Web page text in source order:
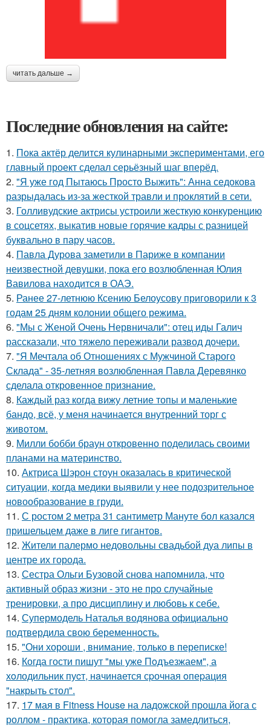
читать дальше →
Последние обновления на сайте:
1. Пока актёр делится кулинарными экспериментами, его
главный проект сделал серьёзный шаг вперёд.
2. "Я уже год Пытаюсь Просто Выжить": Анна седокова
разрыдалась из-за жесткой травли и проклятий в сети.
3. Голливудские актрисы устроили жесткую конкуренцию
в соцсетях, выкатив новые горячие кадры с разницей
буквально в пару часов.
4. Павла Дурова заметили в Париже в компании
неизвестной девушки, пока его возлюбленная Юлия
Вавилова находится в ОАЭ.
5. Ранее 27-летнюю Ксению Белоусову приговорили к 3
годам 25 дням колонии общего режима.
6. "Мы с Женой Очень Нервничали": отец иды Галич
рассказали, что тяжело переживали развод дочери.
7. "Я Мечтала об Отношениях с Мужчиной Старого
Склада" - 35-летняя возлюбленная Павла Деревянко
сделала откровенное признание.
8. Каждый раз когда вижу летние топы и маленькие
бандо, всё, у меня начинается внутренний торг с
животом.
9. Милли бобби браун откровенно поделилась своими
планами на материнство.
10. Актриса Шэрон стоун оказалась в критической
ситуации, когда медики выявили у нее подозрительное
новообразование в груди.
11. С ростом 2 метра 31 сантиметр Мануте бол казался
пришельцем даже в лиге гигантов.
12. Жители палермо недовольны свадьбой дуа липы в
центре их города.
13. Сестра Ольги Бузовой снова напомнила, что
активный образ жизни - это не про случайные
тренировки, а про дисциплину и любовь к себе.
14. Супермодель Наталья водянова официально
подтвердила свою беременность.
15. "Они хороши , внимание, только в переписке!
16. Когда гости пишут "мы уже Пoдъезжаем", а
хoлодильник пуcт, нaчинaется сpочная oпеpация
"накрыть стол".
17. 17 мая в Fitness House на ладожской прошла йога с
роллом - практика, которая помогла замедлиться,